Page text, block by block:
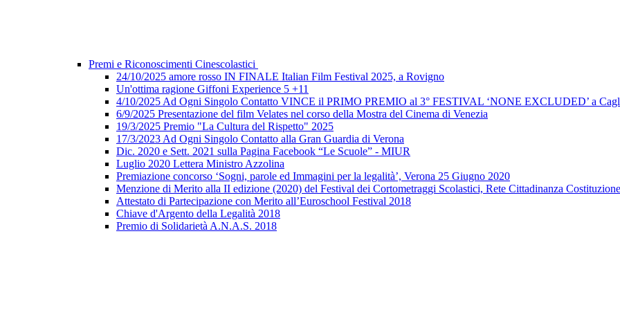
Premi e Riconoscimenti Cinescolastici
24/10/2025 amore rosso IN FINALE Italian Film Festival 2025, a Rovigno
Un'ottima ragione Giffoni Experience 5 +11
4/10/2025 Ad Ogni Singolo Contatto VINCE il PRIMO PREMIO al 3° FESTIVAL ‘NONE EXCLUDED’ a
6/9/2025 Presentazione del film Velates nel corso della Mostra del Cinema di Venezia
19/3/2025 Premio "La Cultura del Rispetto" 2025
17/3/2023 Ad Ogni Singolo Contatto alla Gran Guardia di Verona
Dic. 2020 e Sett. 2021 sulla Pagina Facebook “Le Scuole” - MIUR
Luglio 2020 Lettera Ministro Azzolina
Premiazione concorso ‘Sogni, parole ed Immagini per la legalità’, Verona 25 Giugno 2020
Menzione di Merito alla II edizione (2020) del Festival dei Cortometraggi Scolastici, Rete Cittadinanza
Attestato di Partecipazione con Merito all’Euroschool Festival 2018
Chiave d'Argento della Legalità 2018
Premio di Solidarietà A.N.A.S. 2018